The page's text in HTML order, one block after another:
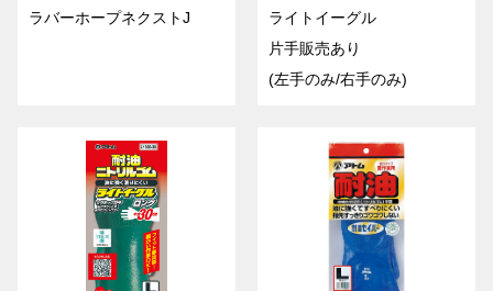
ラバーホープネクストJ
ライトイーグル
片手販売あり
(左手のみ/右手のみ)